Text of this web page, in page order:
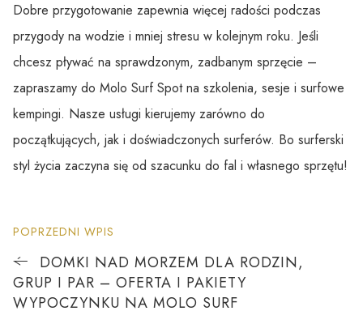
Dobre przygotowanie zapewnia więcej radości podczas
przygody na wodzie i mniej stresu w kolejnym roku. Jeśli
chcesz pływać na sprawdzonym, zadbanym sprzęcie –
zapraszamy do Molo Surf Spot na szkolenia, sesje i surfowe
kempingi. Nasze usługi kierujemy zarówno do
początkujących, jak i doświadczonych surferów. Bo surferski
styl życia zaczyna się od szacunku do fal i własnego sprzętu!
POPRZEDNI WPIS
DOMKI NAD MORZEM DLA RODZIN,
GRUP I PAR – OFERTA I PAKIETY
WYPOCZYNKU NA MOLO SURF